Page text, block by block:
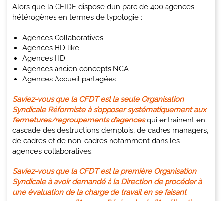
Alors que la CEIDF dispose d’un parc de 400 agences
hétérogènes en termes de typologie :
Agences Collaboratives
Agences HD like
Agences HD
Agences ancien concepts NCA
Agences Accueil partagées
Saviez-vous que la CFDT est la seule Organisation
Syndicale Réformiste à s’opposer systématiquement aux
fermetures/regroupements d’agencesqui entrainent en
cascade des destructions d’emplois, de cadres managers,
de cadres et de non-cadres notamment dans les
agences collaboratives.
Saviez-vous que la CFDT est la première Organisation
Syndicale à avoir demandé à la Direction de procéder à
une évaluation de la charge de travail en se faisant